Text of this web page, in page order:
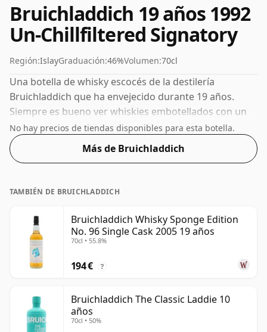
Bruichladdich 19 años 1992
Un-Chillfiltered Signatory
Región:IslayGraduación:46%Volumen:70cl
Una botella de whisky escocés de la destilería
Bruichladdich que ha envejecido durante 19 años.
Siempre es bueno ver whiskies embotellados con un
ABV del 46%; este se envía en el tamaño normal de 70
cl.
No hay precios de tiendas disponibles para esta botella.
Más de Bruichladdich
TAMBIÉN DE BRUICHLADDICH
Bruichladdich Whisky Sponge Edition
No. 96 Single Cask 2005 19 años
70cl • 55.8%
194 € ?
Bruichladdich The Classic Laddie 10
años
70cl • 50%